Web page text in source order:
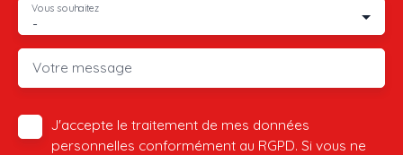
-
Vous souhaitez
Votre message
J'accepte le traitement de mes données
personnelles conformément au RGPD. Si vous ne